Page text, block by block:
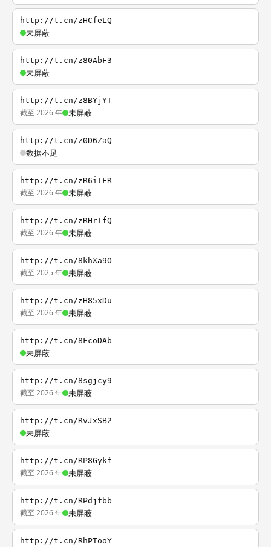
http://t.cn/zHCfeLQ
未屏蔽
http://t.cn/z80AbF3
未屏蔽
http://t.cn/z8BYjYT
截至 2026 年 未屏蔽
http://t.cn/z0D6ZaQ
数据不足
http://t.cn/zR6iIFR
截至 2026 年 未屏蔽
http://t.cn/zRHrTfQ
截至 2026 年 未屏蔽
http://t.cn/8khXa9O
截至 2025 年 未屏蔽
http://t.cn/zH85xDu
截至 2026 年 未屏蔽
http://t.cn/8FcoDAb
未屏蔽
http://t.cn/8sgjcy9
截至 2026 年 未屏蔽
http://t.cn/RvJxSB2
未屏蔽
http://t.cn/RP8Gykf
截至 2026 年 未屏蔽
http://t.cn/RPdjfbb
截至 2026 年 未屏蔽
http://t.cn/RhPTooY